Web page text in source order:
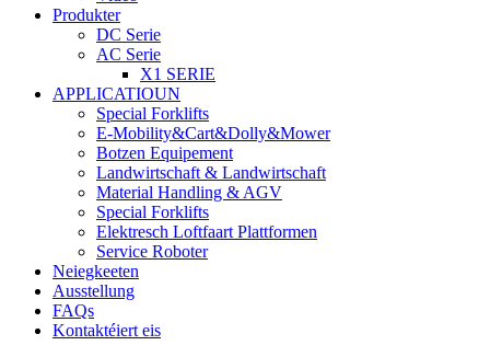
Produkter
DC Serie
AC Serie
X1 SERIE
APPLICATIOUN
Special Forklifts
E-Mobility&Cart&Dolly&Mower
Botzen Equipement
Landwirtschaft & Landwirtschaft
Material Handling & AGV
Special Forklifts
Elektresch Loftfaart Plattformen
Service Roboter
Neiegkeeten
Ausstellung
FAQs
Kontaktéiert eis